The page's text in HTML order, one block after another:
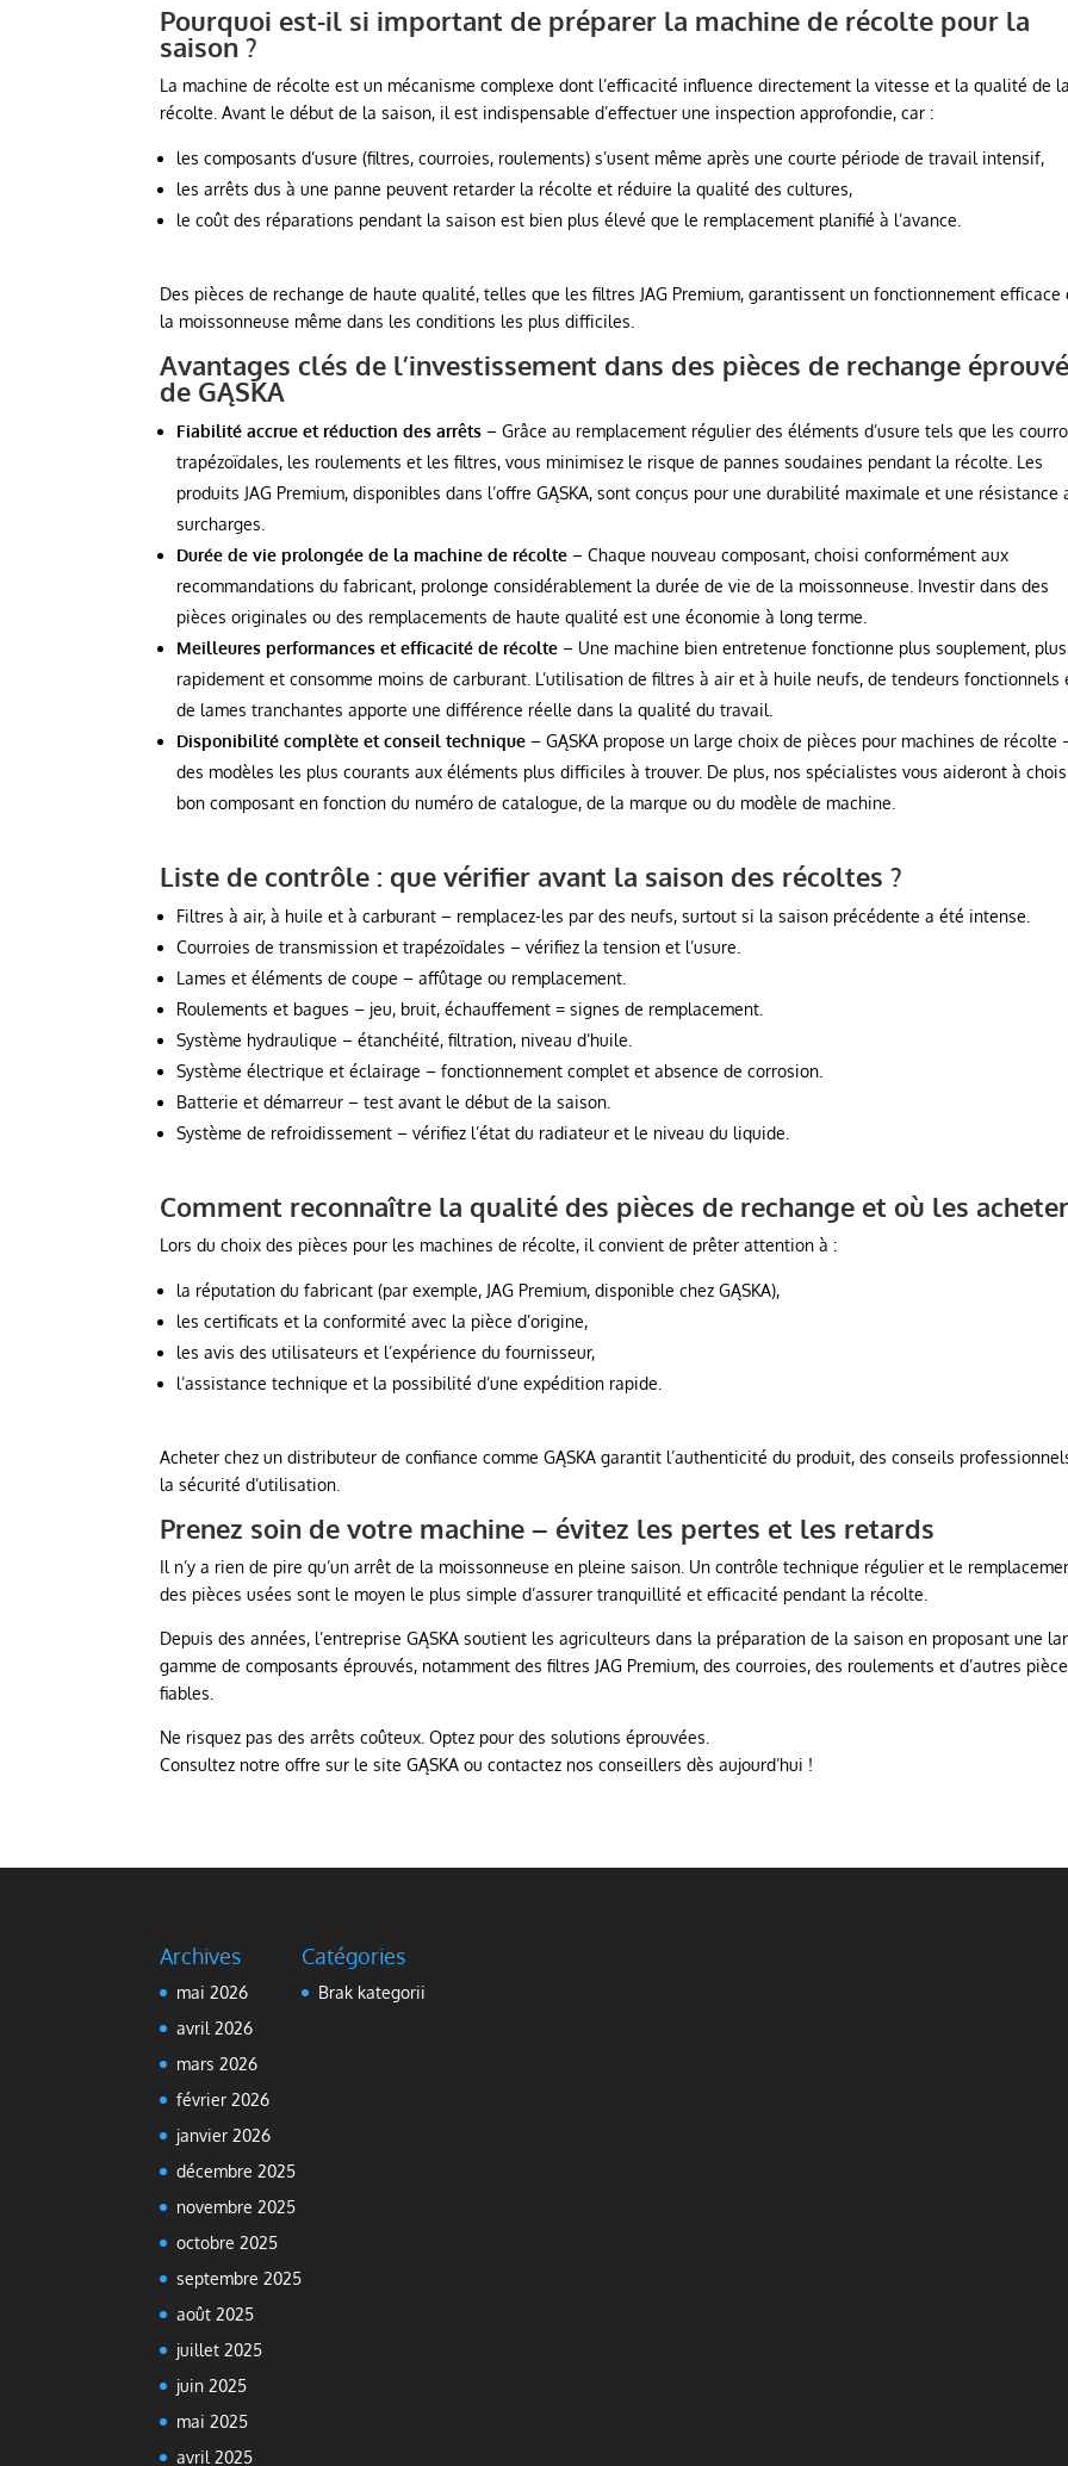
Pourquoi est-il si important de préparer la machine de récolte pour la
saison ?
La machine de récolte est un mécanisme complexe dont l’efficacité influence directement la vitesse et la qualité de
récolte. Avant le début de la saison, il est indispensable d’effectuer une inspection approfondie, car :
les composants d’usure (filtres, courroies, roulements) s’usent même après une courte période de travail intensif,
les arrêts dus à une panne peuvent retarder la récolte et réduire la qualité des cultures,
le coût des réparations pendant la saison est bien plus élevé que le remplacement planifié à l’avance.
Des pièces de rechange de haute qualité, telles que les filtres JAG Premium, garantissent un fonctionnement efficace
la moissonneuse même dans les conditions les plus difficiles.
Avantages clés de l’investissement dans des pièces de rechange
de GĄSKA
Fiabilité accrue et réduction des arrêts – Grâce au remplacement régulier des éléments d’usure tels que les
trapézoïdales, les roulements et les filtres, vous minimisez le risque de pannes soudaines pendant la récolte. Les
produits JAG Premium, disponibles dans l’offre GĄSKA, sont conçus pour une durabilité maximale et une résistance
surcharges.
Durée de vie prolongée de la machine de récolte – Chaque nouveau composant, choisi conformément aux
recommandations du fabricant, prolonge considérablement la durée de vie de la moissonneuse. Investir dans des
pièces originales ou des remplacements de haute qualité est une économie à long terme.
Meilleures performances et efficacité de récolte – Une machine bien entretenue fonctionne plus souplement, plus
rapidement et consomme moins de carburant. L’utilisation de filtres à air et à huile neufs, de tendeurs fonctionnels
de lames tranchantes apporte une différence réelle dans la qualité du travail.
Disponibilité complète et conseil technique – GĄSKA propose un large choix de pièces pour machines de récolte
des modèles les plus courants aux éléments plus difficiles à trouver. De plus, nos spécialistes vous aideront à
bon composant en fonction du numéro de catalogue, de la marque ou du modèle de machine.
Liste de contrôle : que vérifier avant la saison des récoltes ?
Filtres à air, à huile et à carburant – remplacez-les par des neufs, surtout si la saison précédente a été intense.
Courroies de transmission et trapézoïdales – vérifiez la tension et l’usure.
Lames et éléments de coupe – affûtage ou remplacement.
Roulements et bagues – jeu, bruit, échauffement = signes de remplacement.
Système hydraulique – étanchéité, filtration, niveau d’huile.
Système électrique et éclairage – fonctionnement complet et absence de corrosion.
Batterie et démarreur – test avant le début de la saison.
Système de refroidissement – vérifiez l’état du radiateur et le niveau du liquide.
Comment reconnaître la qualité des pièces de rechange et où les
Lors du choix des pièces pour les machines de récolte, il convient de prêter attention à :
la réputation du fabricant (par exemple, JAG Premium, disponible chez GĄSKA),
les certificats et la conformité avec la pièce d’origine,
les avis des utilisateurs et l’expérience du fournisseur,
l’assistance technique et la possibilité d’une expédition rapide.
Acheter chez un distributeur de confiance comme GĄSKA garantit l’authenticité du produit, des conseils
la sécurité d’utilisation.
Prenez soin de votre machine – évitez les pertes et les retards
Il n’y a rien de pire qu’un arrêt de la moissonneuse en pleine saison. Un contrôle technique régulier et le
des pièces usées sont le moyen le plus simple d’assurer tranquillité et efficacité pendant la récolte.
Depuis des années, l’entreprise GĄSKA soutient les agriculteurs dans la préparation de la saison en proposant une
gamme de composants éprouvés, notamment des filtres JAG Premium, des courroies, des roulements et d’autres
fiables.
Ne risquez pas des arrêts coûteux. Optez pour des solutions éprouvées.
Consultez notre offre sur le site GĄSKA ou contactez nos conseillers dès aujourd’hui !
Archives
mai 2026
avril 2026
mars 2026
février 2026
janvier 2026
décembre 2025
novembre 2025
octobre 2025
septembre 2025
août 2025
juillet 2025
juin 2025
mai 2025
avril 2025
Catégories
Brak kategorii